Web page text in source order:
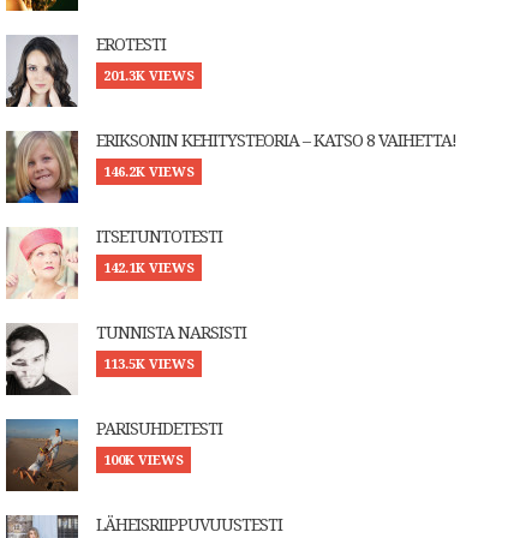
EROTESTI
201.3K VIEWS
ERIKSONIN KEHITYSTEORIA – KATSO 8 VAIHETTA!
146.2K VIEWS
ITSETUNTOTESTI
142.1K VIEWS
TUNNISTA NARSISTI
113.5K VIEWS
PARISUHDETESTI
100K VIEWS
LÄHEISRIIPPUVUUSTESTI